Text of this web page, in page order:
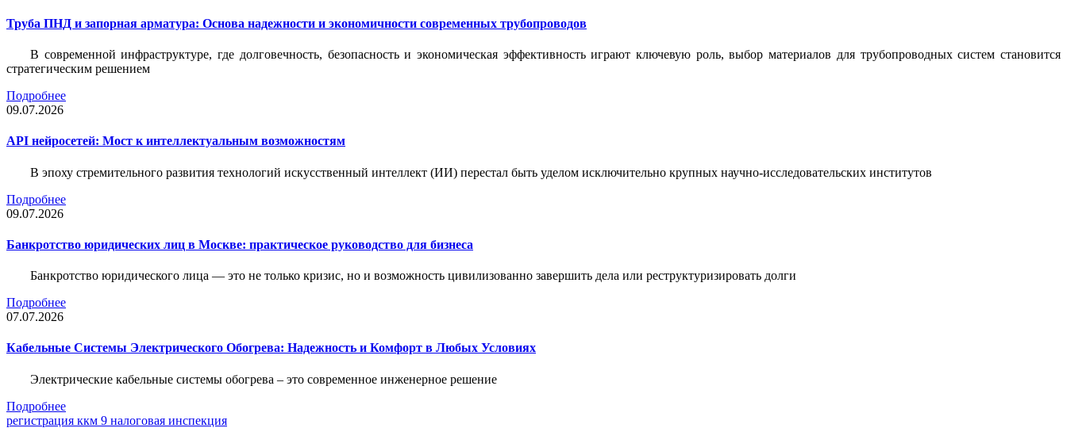
Труба ПНД и запорная арматура: Основа надежности и экономичности современных трубопроводов
В современной инфраструктуре, где долговечность, безопасность и экономическая эффективность играют ключевую роль, выбор материалов для трубопроводных систем становится
стратегическим решением
Подробнее
09.07.2026
API нейросетей: Мост к интеллектуальным возможностям
В эпоху стремительного развития технологий искусственный интеллект (ИИ) перестал быть уделом исключительно крупных научно-исследовательских институтов
Подробнее
09.07.2026
Банкротство юридических лиц в Москве: практическое руководство для бизнеса
Банкротство юридического лица — это не только кризис, но и возможность цивилизованно завершить дела или реструктуризировать долги
Подробнее
07.07.2026
Кабельные Системы Электрического Обогрева: Надежность и Комфорт в Любых Условиях
Электрические кабельные системы обогрева – это современное инженерное решение
Подробнее
регистрация ккм 9 налоговая инспекция